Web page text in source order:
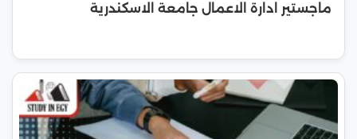
ماجستير ادارة الاعمال جامعة الاسكندرية